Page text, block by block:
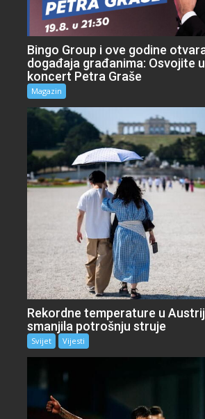
Bingo Group i ove godine
događaja građanima: Osvojite
koncert Petra Graše
Magazin
Rekordne temperature u
smanjila potrošnju struje
Svijet Vijesti